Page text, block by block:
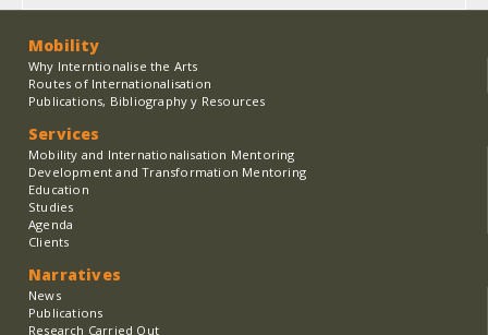
Mobility
Why Interntionalise the Arts
Routes of Internationalisation
Publications, Bibliography y Resources
Services
Mobility and Internationalisation Mentoring
Development and Transformation Mentoring
Education
Studies
Agenda
Clients
Narratives
News
Publications
Research Carried Out